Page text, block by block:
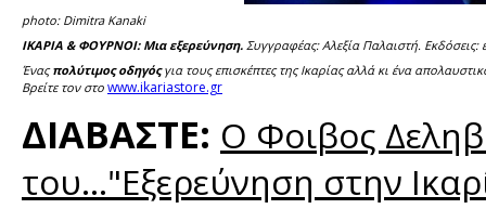
photo: Dimitra Kanaki
ΙΚΑΡΙΑ & ΦΟΥΡΝΟΙ: Μια εξερεύνηση. Συγγραφέας: Αλεξία Παλαιστή. Εκδόσεις:
Έναςπολύτιμος οδηγόςγια τους επισκέπτες της Ικαρίας αλλά κι ένα
Βρείτε τον στο www.ikariastore.gr
ΔΙΑΒΑΣΤΕ: Ο Φοιβος
του..."Εξερεύνηση στην